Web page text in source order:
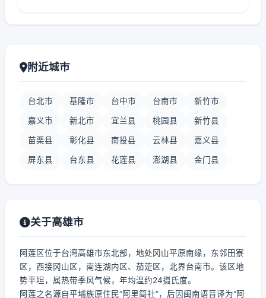
附近城市
台北市 基隆市 台中市 台南市 新竹市
嘉义市 新北市 宜兰县 桃园县 新竹县
苗栗县 彰化县 南投县 云林县 嘉义县
屏东县 台东县 花莲县 澎湖县 金门县
关于高雄市
阿莲区位于台湾高雄市东北部，地处冈山平原南缘，东邻田寮
区，西接冈山区，南连湖内区、茄萣区，北界台南市。该区地
势平坦，属热带季风气候，年均温约24摄氏度。
阿莲之名源自平埔族原住民“阿里简社”，后因闽南语音译为“阿